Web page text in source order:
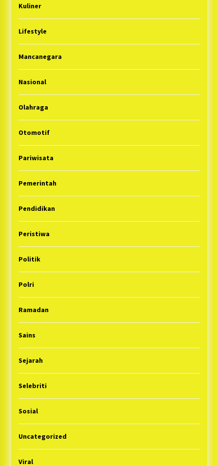
Kuliner
Lifestyle
Mancanegara
Nasional
Olahraga
Otomotif
Pariwisata
Pemerintah
Pendidikan
Peristiwa
Politik
Polri
Ramadan
Sains
Sejarah
Selebriti
Sosial
Uncategorized
Viral